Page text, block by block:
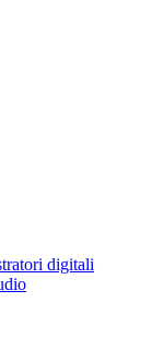
digitali